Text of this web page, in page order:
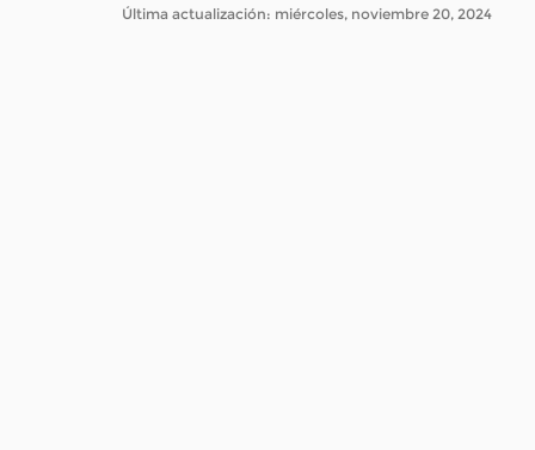
Última actualización: miércoles, noviembre 20, 2024